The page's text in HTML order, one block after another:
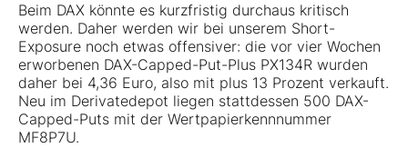
Kontakt
Beim DAX könnte es kurzfristig durchaus kritisch
werden. Daher werden wir bei unserem Short-
Exposure noch etwas offensiver: die vor vier Wochen
erworbenen DAX-Capped-Put-Plus PX134R wurden
daher bei 4,36 Euro, also mit plus 13 Prozent verkauft.
Neu im Derivatedepot liegen stattdessen 500 DAX-
Capped-Puts mit der Wertpapierkennnummer
MF8P7U.